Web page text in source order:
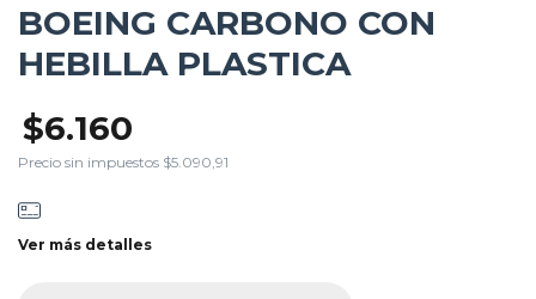
BOEING CARBONO CON
HEBILLA PLASTICA
$6.160
Precio sin impuestos $5.090,91
Ver más detalles